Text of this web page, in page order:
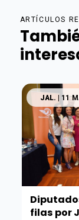
ARTÍCULOS
JAL. | 11
filas por